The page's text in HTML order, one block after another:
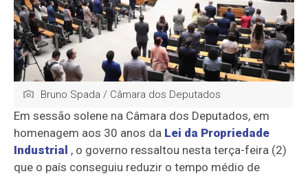
Bruno Spada / Câmara dos Deputados
Em sessão solene na Câmara dos Deputados, em
homenagem aos 30 anos da Lei da Propriedade
Industrial , o governo ressaltou nesta terça-feira (2)
que o país conseguiu reduzir o tempo médio de